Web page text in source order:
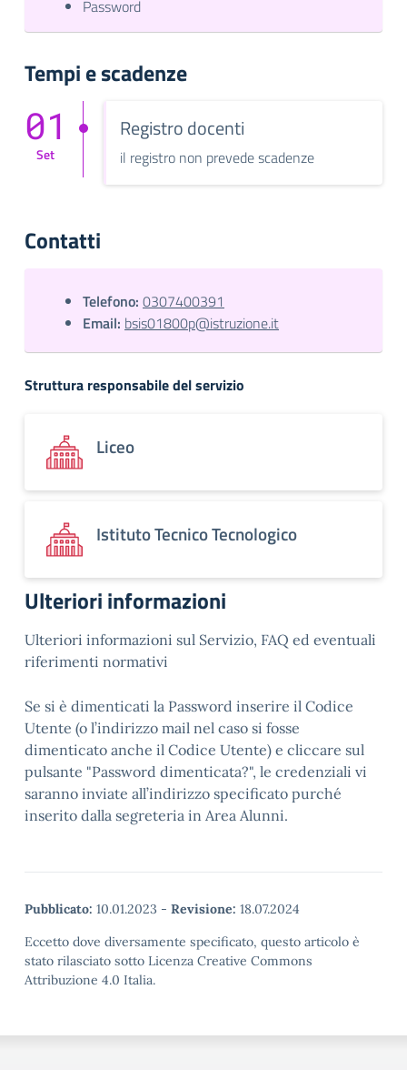
Password
Tempi e scadenze
01
Set
Registro docenti
il registro non prevede scadenze
Contatti
Telefono: 0307400391
Email: bsis01800p@istruzione.it
Struttura responsabile del servizio
Liceo
Istituto Tecnico Tecnologico
Ulteriori informazioni
Ulteriori informazioni sul Servizio, FAQ ed eventuali
riferimenti normativi
Se si è dimenticati la Password inserire il Codice
Utente (o l’indirizzo mail nel caso si fosse
dimenticato anche il Codice Utente) e cliccare sul
pulsante "Password dimenticata?", le credenziali vi
saranno inviate all’indirizzo specificato purché
inserito dalla segreteria in Area Alunni.
Pubblicato: 10.01.2023 - Revisione: 18.07.2024
Eccetto dove diversamente specificato, questo articolo è
stato rilasciato sotto Licenza Creative Commons
Attribuzione 4.0 Italia.